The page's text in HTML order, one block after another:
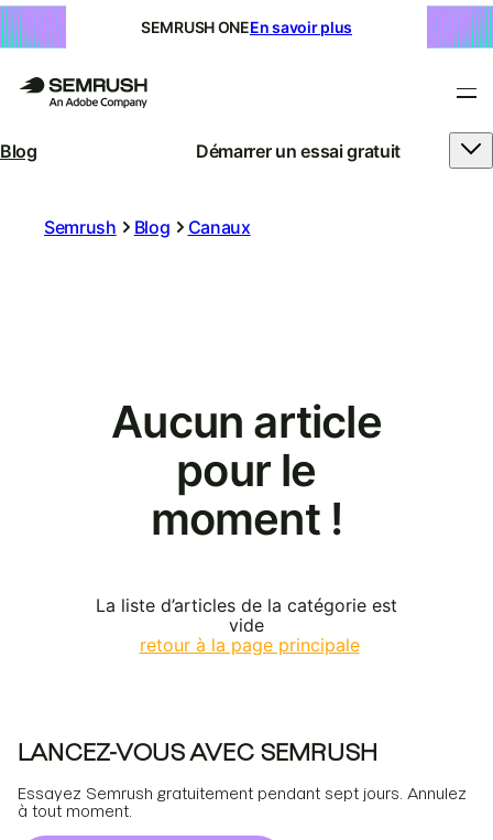
SEMRUSH ONEEn savoir plus
Blog Démarrer un essai gratuit
Semrush Blog Canaux
Aucun article
pour le
moment !
La liste d’articles de la catégorie est
vide
retour à la page principale
LANCEZ-VOUS AVEC SEMRUSH
Essayez Semrush gratuitement pendant sept jours. Annulez
à tout moment.